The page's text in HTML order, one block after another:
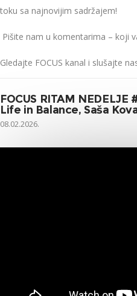
toku sa najnovijim sadržajem!
Pišite nam u komentarima – koji
Gledajte FOCUS kanal i slušajte
FOCUS RITAM
Life in Balance, Saša
08.02.2026.